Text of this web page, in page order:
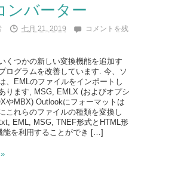
ンバーター
七月 21, 2019
コメントを残
くつかの新しい変換機能を追加す
ログラムを改善しています. 今、ソ
、EMLのファイルをインポートし
ります, MSG, EMLX (およびオプシ
やMBX) Outlookにフォーマットは
これらのファイルの種類を変換し
EML, MSG, TNEF形式とHTML形
能を利用することができ […]